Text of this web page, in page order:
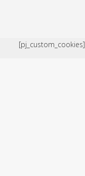
[pj_custom_cookies]